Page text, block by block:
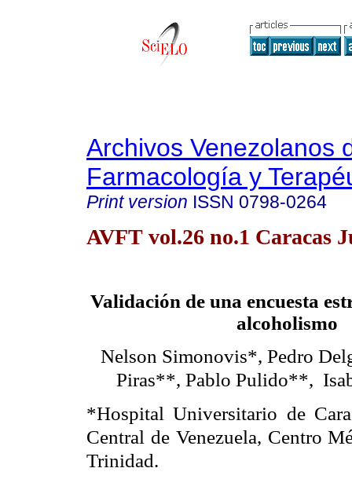
Archivos Venezolanos
Farmacología y
Print version ISSN 0798-0264
AVFT vol.26 no.1 Caracas
Validación de una encuesta
alcoholismo
Nelson Simonovis*, Pedro
Piras**, Pablo Pulido**,
*Hospital Universitario de
Central de Venezuela, Centro
Trinidad.